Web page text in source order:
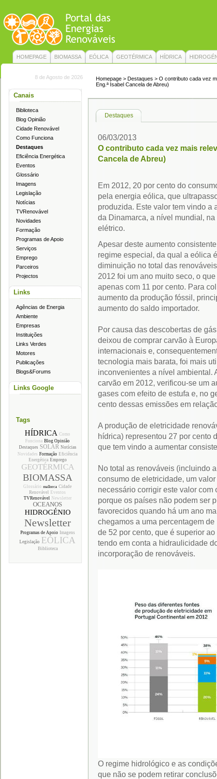
HOMEPAGE BIOMASSA EÓLICA GEOTÉRMICA HÍDRICA
8 de Agosto de 2026
Canais
Biblioteca
Blog Opinião
Cidade Renovável
Como Funciona
Destaques
Eficiência Energética
Eventos
Glossário
Imagens
Legislação
Notícias
TVRenovável
Novidades
Formação
Programas de Apoio
Serviços
Emprego
Parceiros
Projectos
Links
Agências de Energia
Ambiente
Empresas
Instituições
Links Verdes
Motores
Publicações
Blogs&Forums
Links Google
Tags
HÍDRICA Como
Funciona Blog Opinião
Destaques SOLAR Notícias
Novidades Formação Eficiência
Energética Emprego
GEOTÉRMICA
BIOMASSA
Glossário mallorca Cidade
Renovável
Eventos
TVRenovável Newsletter
OCEANOS
HIDROGÉNIO
Newsletter
Programas de Apoio Imagens
Legislação EÓLICA
Biblioteca
Homepage > Destaques > O contributo cada vez
Eng.ª Isabel Cancela de Abreu)
Destaques
06/03/2013
O contributo cada vez mais
Cancela de Abreu)
Em 2012, 20 por cento do
pela energia eólica, que
produzida. Este valor tem vindo a
da Dinamarca, a nível mundial,
elétrico.
Apesar deste aumento
regime especial, da qual a eólica
diminuição no total das
2012 foi um ano muito seco, o
apenas com 11 por cento. Para
aumento da produção fóssil,
aumento do saldo importador.
Por causa das descobertas de
deixou de comprar carvão à
internacionais e,
tecnologia mais barata, foi mais
inconvenientes a nível ambiental.
carvão em 2012, verificou-se um
gases com efeito de estufa e, no
cento dessas emissões em
A produção de eletricidade
hídrica) representou 27 por cento
que tem vindo a aumentar
No total as renováveis (incluindo
consumo de eletricidade, um
necessário corrigir este valor
porque os países não podem ser
favorecidos quando há um ano
chegamos a uma percentagem
de 52 por cento, que é superior
tendo em conta a hidraulicidade
incorporação de renováveis.
O regime hidrológico e as
que não se podem retirar